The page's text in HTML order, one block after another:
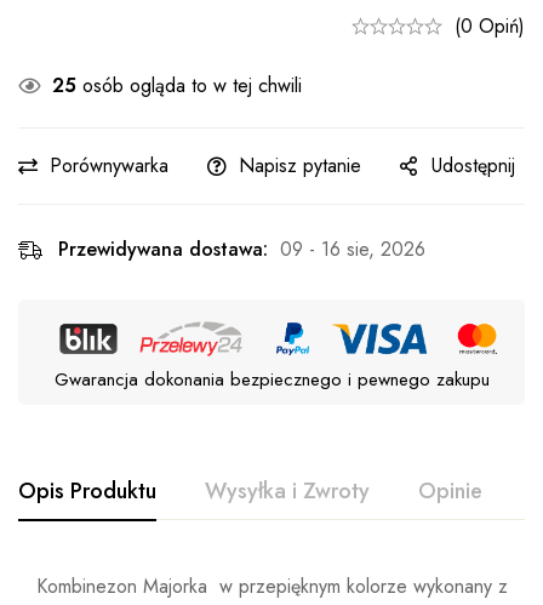
(0 Opiń)
29 osób ogląda to w tej chwili
Porównywarka Napisz pytanie Udostępnij
Przewidywana dostawa: 09 - 16 sie, 2026
Gwarancja dokonania bezpiecznego i pewnego zakupu
Opis Produktu Wysyłka i Zwroty Opinie
Kombinezon Majorka w przepięknym kolorze wykonany z